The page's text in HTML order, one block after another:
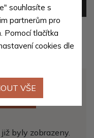
20
byly zobrazeny.
souhlasíte s
partnerům pro
Pomocí tlačítka
cookies dle
VŠE